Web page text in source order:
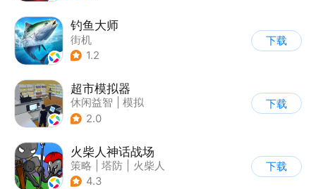
钓鱼大师
街机
1.2
下载
超市模拟器
休闲益智
模拟
| 文字游戏
2.0
下载
火柴人神话战场
策略 塔防
火柴人
| 休闲益智
4.3
下载